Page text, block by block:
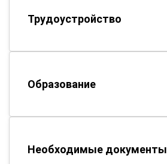
Трудоустройство
Образование
Необходимые документы